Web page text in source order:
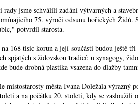
rady jsme schválili zadání výtvarných a
75. výročí odsunu hořických Židů.
potvrdil starosta.
168 tisíc korun a její součástí budou ještě
spjatých s židovskou tradicí: u synagogy,
bude drobná plastika vsazena do dlažby
místostarosty města Ivana Doležala výrazný
a na počátku 20. století, kdy se zasloužili